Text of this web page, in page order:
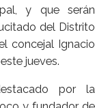
y que serán
del Distrito
concejal Ignacio
jueves.
por la